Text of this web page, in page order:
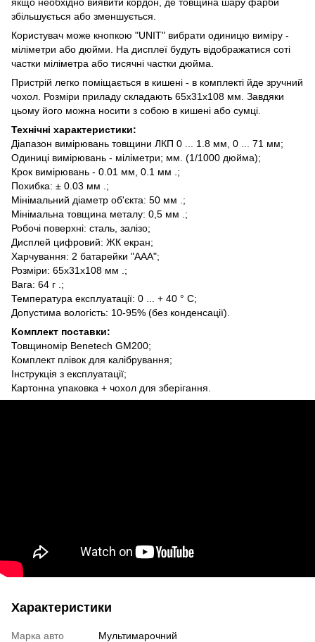
збільшується або зменшується.
Користувач може кнопкою "UNIT" вибрати одиницю виміру -
міліметри або дюйми. На дисплеї будуть відображатися соті
частки міліметра або тисячні частки дюйма.
Пристрій легко поміщається в кишені - в комплекті йде зручний
чохол. Розміри приладу складають 65х31х108 мм. Завдяки
цьому його можна носити з собою в кишені або сумці.
Технічні характеристики:
Діапазон вимірювань товщини ЛКП 0 ... 1.8 мм, 0 ... 71 мм;
Одиниці вимірювань - міліметри; мм. (1/1000 дюйма);
Крок вимірювань - 0.01 мм, 0.1 мм .;
Похибка: ± 0.03 мм .;
Мінімальний діаметр об'єкта: 50 мм .;
Мінімальна товщина металу: 0,5 мм .;
Робочі поверхні: сталь, залізо;
Дисплей цифровий: ЖК екран;
Харчування: 2 батарейки "ААА";
Розміри: 65х31х108 мм .;
Вага: 64 г .;
Температура експлуатації: 0 ... + 40 ° C;
Допустима вологість: 10-95% (без конденсації).
Комплект поставки:
Товщиномір Benetech GM200;
Комплект плівок для калібрування;
Інструкція з експлуатації;
Картонна упаковка + чохол для зберігання.
Характеристики
Марка авто Мультимарочний